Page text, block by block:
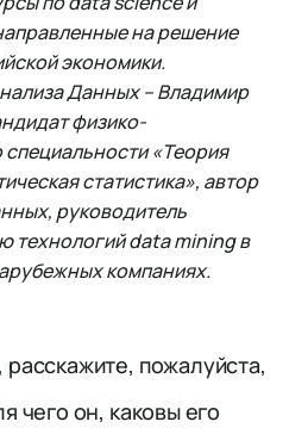
на решение
экономики.
Данных – Владимир
физико-
«Теория
статистика», автор
руководитель
технологий data mining в
компаниях.
пожалуйста,
чего он, каковы его